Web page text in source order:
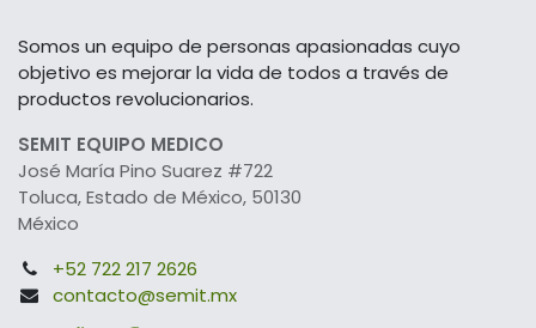
Somos un equipo de personas apasionadas cuyo
objetivo es mejorar la vida de todos a través de
productos revolucionarios.
SEMIT EQUIPO MEDICO
José María Pino Suarez #722
Toluca, Estado de México, 50130
México
+52 722 217 2626
contacto@semit.mx